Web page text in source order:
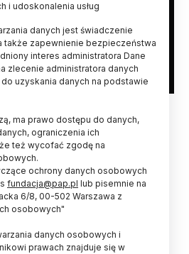
górnego przedtrzonowca z
zęba) – M. Binkowski obecnie
www.deventiv.com
temu w Jaskini Stajnia
przebywali
do nich należały dwa
m.in. genetyczne,
międzynarodowy zespół
i udoskonalenia usług
danych jest świadczenie
także zapewnienie bezpieczeństwa
interes administratora Dane
zlecenie administratora danych
uzyskania danych na podstawie
ma prawo dostępu do danych,
ograniczenia ich
też wycofać zgodę na
ochrony danych osobowych
fundacja@pap.pl lub pisemnie na
6/8, 00-502 Warszawa z
osobowych"
danych osobowych i
prawach znajduje się w